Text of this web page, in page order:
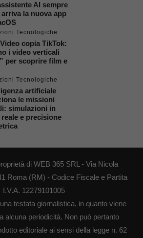
AI sempre
la nuova app
Tecnologiche
copia TikTok:
i video verticali
per scoprire film e
Tecnologiche
artificiale
le missioni
simulazioni in
e precisione
di WEB 365 SRL - Via Nicola
Roma (RM) - Codice Fiscale e Partita
I.V.A. 12279101005
testata giornalistica, in quanto viene
alcuna periodicità. Non può pertanto
editoriale ai sensi della legge n. 62